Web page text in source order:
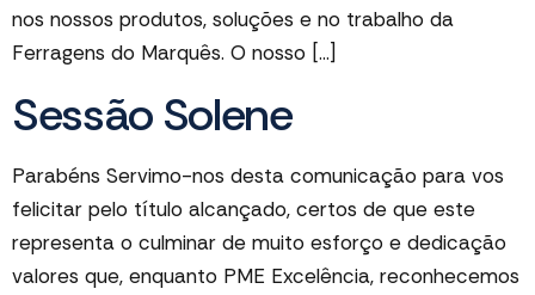
nos nossos produtos, soluções e no trabalho da
Ferragens do Marquês. O nosso […]
Sessão Solene​
Parabéns Servimo-nos desta comunicação para vos
felicitar pelo título alcançado, certos de que este
representa o culminar de muito esforço e dedicação
valores que, enquanto PME Excelência, reconhecemos